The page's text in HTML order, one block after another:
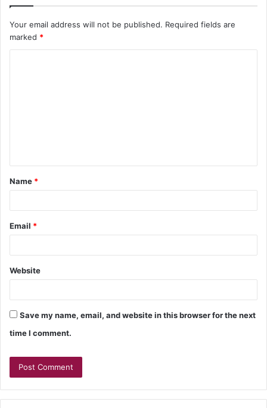
Your email address will not be published. Required fields are
marked *
Name *
Email *
Website
Save my name, email, and website in this browser for the next
time I comment.